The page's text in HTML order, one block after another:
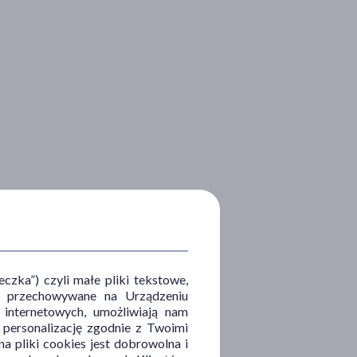
czyli małe pliki tekstowe,
na Urządzeniu
umożliwiają nam
zgodnie z Twoimi
pliki cookies jest dobrowolna i